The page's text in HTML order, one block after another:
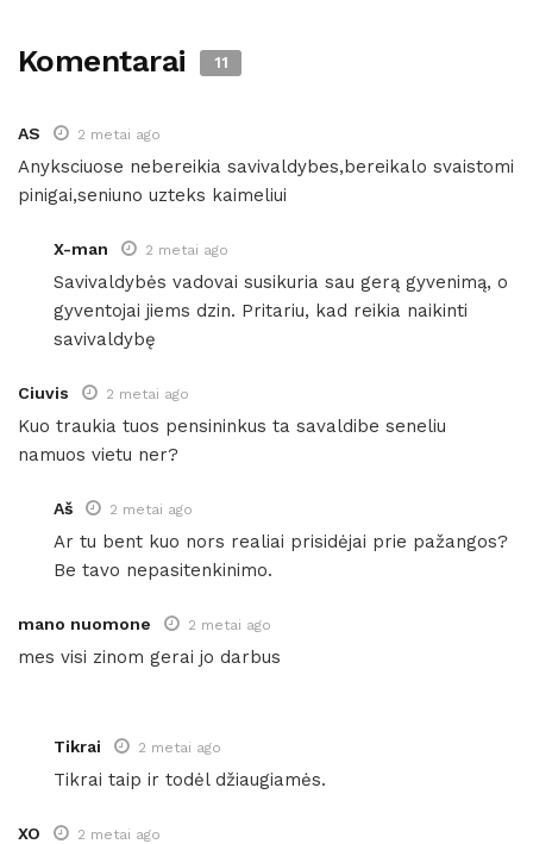
Komentarai 11
AS 2 metai ago
Anyksciuose nebereikia savivaldybes,bereikalo svaistomi
pinigai,seniuno uzteks kaimeliui
X-man 2 metai ago
Savivaldybės vadovai susikuria sau gerą gyvenimą, o
gyventojai jiems dzin. Pritariu, kad reikia naikinti
savivaldybę
Ciuvis 2 metai ago
Kuo traukia tuos pensininkus ta savaldibe seneliu
namuos vietu ner?
Aš 2 metai ago
Ar tu bent kuo nors realiai prisidėjai prie pažangos?
Be tavo nepasitenkinimo.
mano nuomone 2 metai ago
mes visi zinom gerai jo darbus
Tikrai 2 metai ago
Tikrai taip ir todėl džiaugiamės.
XO 2 metai ago